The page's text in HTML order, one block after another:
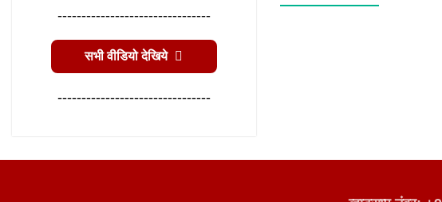
--------------------------------
सभी वीडियो देखिये
--------------------------------